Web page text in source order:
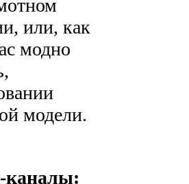
или, как
модно
модели.
каналы: